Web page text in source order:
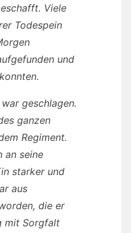
Viele
Todespein
und
geschlagen.
ganzen
Regiment.
an seine
starker und
aus
die er
mit Sorgfalt